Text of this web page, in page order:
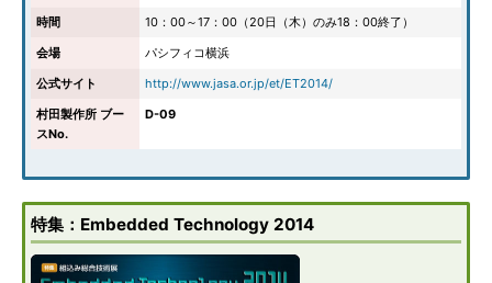
時間
10：00～17：00（20日（木）のみ18：00終了）
会場
パシフィコ横浜
公式サイト
http://www.jasa.or.jp/et/ET2014/
村田製作所 ブー
スNo.
D-09
特集：Embedded Technology 2014